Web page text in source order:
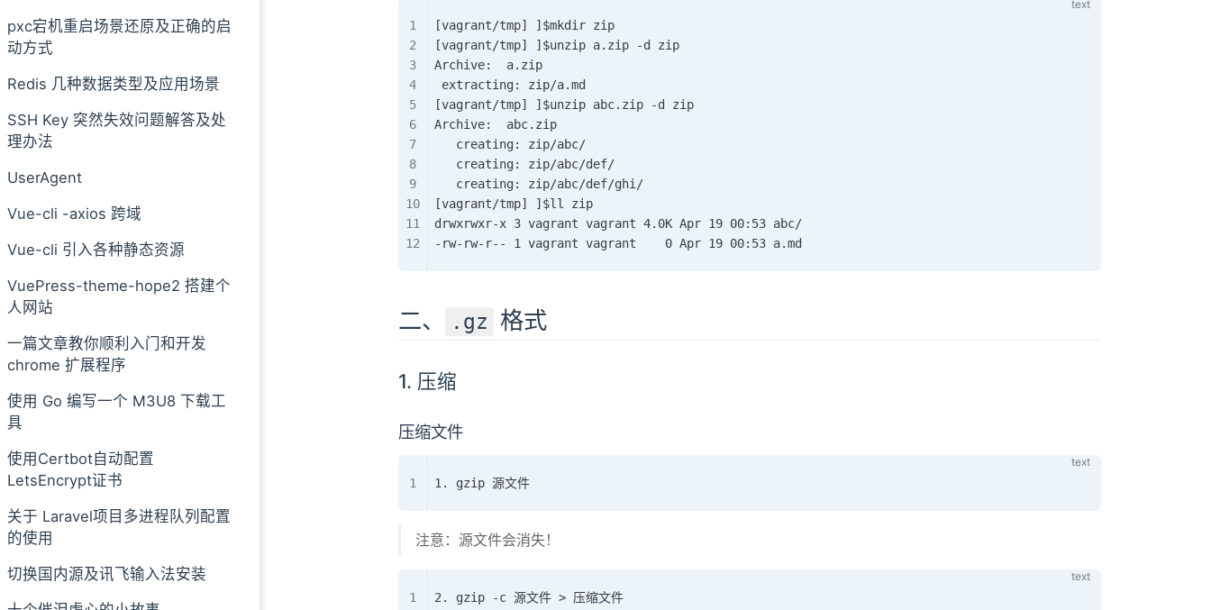
pxc宕机重启场景还原及正确的启
动方式
Redis 几种数据类型及应用场景
SSH Key 突然失效问题解答及处
理办法
UserAgent
Vue-cli -axios 跨域
Vue-cli 引入各种静态资源
VuePress-theme-hope2 搭建个
人网站
一篇文章教你顺利入门和开发
chrome 扩展程序
使用 Go 编写一个 M3U8 下载工
具
使用Certbot自动配置
LetsEncrypt证书
关于 Laravel项目多进程队列配置
的使用
切换国内源及讯飞输入法安装
[vagrant/tmp] ]$mkdir zip
[vagrant/tmp] ]$unzip a.zip -d zip
Archive:  a.zip
extracting: zip/a.md
[vagrant/tmp] ]$unzip abc.zip -d zip
Archive:  abc.zip
   creating: zip/abc/
   creating: zip/abc/def/
   creating: zip/abc/def/ghi/
[vagrant/tmp] ]$ll zip
drwxrwxr-x 3 vagrant vagrant 4.0K Apr 19 00:53 abc/
-rw-rw-r-- 1 vagrant vagrant    0 Apr 19 00:53 a.md
二、 .gz 格式
1. 压缩
压缩文件
1. gzip 源文件
注意：源文件会消失！
2. gzip -c 源文件 > 压缩文件